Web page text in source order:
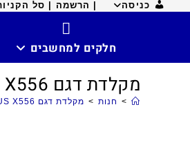
כניסה | הרשמה | סל
חלקים למחשבים
מקלדת דגם ASUS X556
> חנות > מקלדת דגם ASUS X556